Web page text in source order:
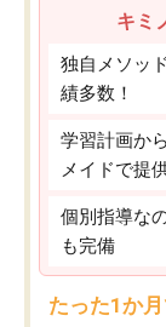
キミ
独自メソッ
績多数！
学習計画か
メイドで提
個別指導な
も完備
たった1か